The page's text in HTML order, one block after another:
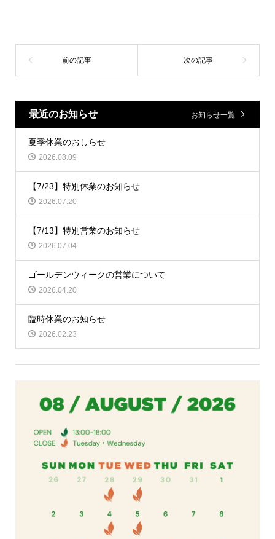
最近のお知らせ お知らせ一覧
夏季休業のおしらせ
2026.08.09
【7/23】特別休業のお知らせ
2026.07.20
【7/13】特別営業のお知らせ
2026.07.04
ゴールデンウィークの営業について
2026.04.20
臨時休業のお知らせ
2026.02.23